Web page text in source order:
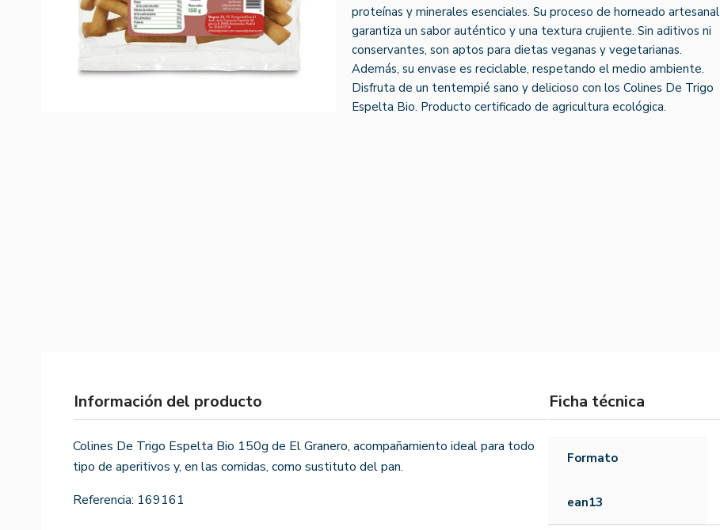
proteínas y minerales esenciales. Su proceso de horneado artesanal
garantiza un sabor auténtico y una textura crujiente. Sin aditivos ni
conservantes, son aptos para dietas veganas y vegetarianas.
Además, su envase es reciclable, respetando el medio ambiente.
Disfruta de un tentempié sano y delicioso con los Colines De Trigo
Espelta Bio. Producto certificado de agricultura ecológica.
Información del producto
Colines De Trigo Espelta Bio 150g de El Granero, acompañamiento ideal para todo
tipo de aperitivos y, en las comidas, como sustituto del pan.
Referencia: 169161
Ficha técnica
Formato
ean13